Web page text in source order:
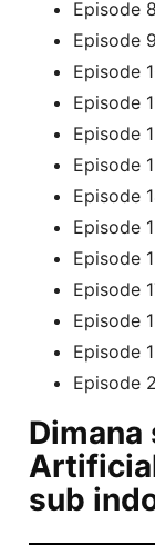
Episode
Episode
Episode
Episode
Episode
Episode
Episode
Episode
Episode
Episode
Episode
Episode
Episode
sub